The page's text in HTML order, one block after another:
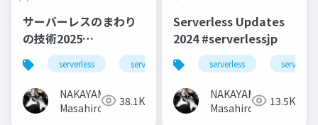
サーバーレスのまわり
の技術2025
#serverlessjp
serverless serverlessjp
NAKAYAMA
Masahiro
38.1K
Serverless Updates
2024 #serverlessjp
serverless
NAKAYAMA
Masahiro
13.5K